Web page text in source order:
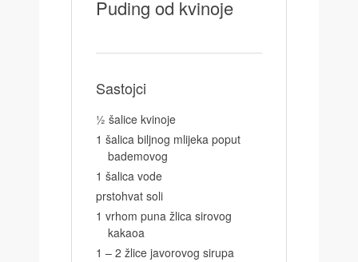
Puding od kvinoje
Sastojci
½ šalice kvinoje
1 šalica biljnog mlijeka poput
bademovog
1 šalica vode
prstohvat soli
1 vrhom puna žlica sirovog
kakaoa
1 – 2 žlice javorovog sirupa